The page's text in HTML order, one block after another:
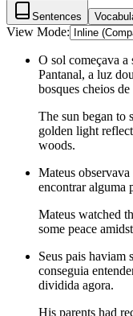
Sentences
View Mode:
O sol começava a
Pantanal, a luz
bosques cheios
The sun began to
golden light
woods.
Mateus
encontrar alguma
Mateus watched
some peace
Seus pais haviam
conseguia
dividida agora.
His parents had